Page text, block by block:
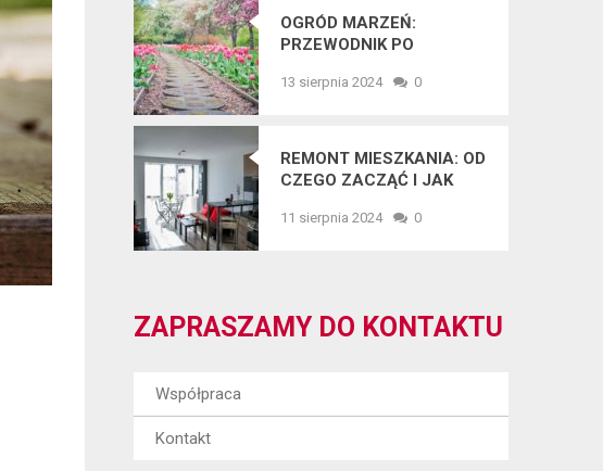
OGRÓD MARZEŃ:
PRZEWODNIK PO
TRENDACH
13 sierpnia 2024 0
REMONT MIESZKANIA: OD
CZEGO ZACZĄĆ I JAK
11 sierpnia 2024 0
ZAPRASZAMY DO KONTAKTU
Współpraca
Kontakt